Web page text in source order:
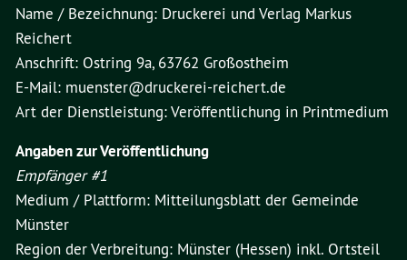
Name / Bezeichnung: Druckerei und Verlag Markus
Reichert
Anschrift: Ostring 9a, 63762 Großostheim
E-Mail: muenster@druckerei-reichert.de
Art der Dienstleistung: Veröffentlichung in Printmedium
Angaben zur Veröffentlichung
Empfänger #1
Medium / Plattform: Mitteilungsblatt der Gemeinde
Münster
Region der Verbreitung: Münster (Hessen) inkl. Ortsteil